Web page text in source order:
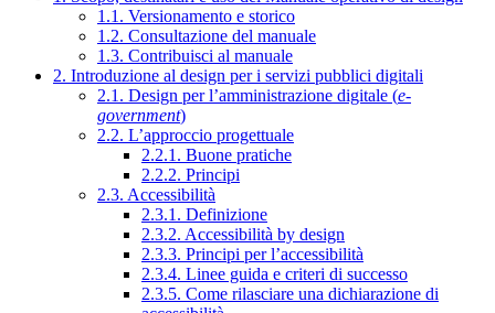
1.1. Versionamento e storico
1.2. Consultazione del manuale
1.3. Contribuisci al manuale
2. Introduzione al design per i servizi pubblici digitali
2.1. Design per l’amministrazione digitale (e-
government)
2.2. L’approccio progettuale
2.2.1. Buone pratiche
2.2.2. Principi
2.3. Accessibilità
2.3.1. Definizione
2.3.2. Accessibilità by design
2.3.3. Principi per l’accessibilità
2.3.4. Linee guida e criteri di successo
2.3.5. Come rilasciare una dichiarazione di